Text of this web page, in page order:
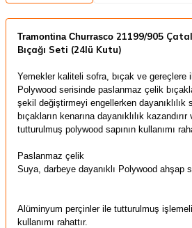
Tramontina Churrasco 21199/905
Bıçağı Seti (24lü Kutu)​
Yemekler kaliteli sofra, bıçak ve gereçlere
Polywood serisinde paslanmaz çelik
şekil değiştirmeyi engellerken dayanıklılık
bıçakların kenarına dayanıklılık
tutturulmuş polywood sapının kullanımı
Paslanmaz çelik
Suya, darbeye dayanıklı Polywood ahşap
Alüminyum perçinler ile tutturulmuş
kullanımı rahattır.